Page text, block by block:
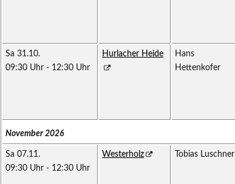
Sa 31.10.
09:30 Uhr - 12:30 Uhr
Hurlacher Heide
Hans
Hettenkofer
November 2026
Sa 07.11.
09:30 Uhr - 12:30 Uhr
Westerholz Tobias Luschner